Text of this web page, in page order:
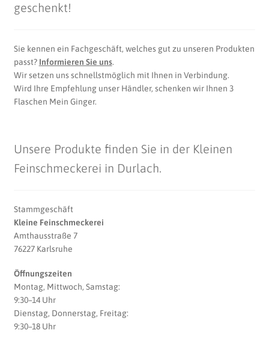
geschenkt!
Sie kennen ein Fachgeschäft, welches gut zu unseren Produkten
passt? Informieren Sie uns.
Wir setzen uns schnellstmöglich mit Ihnen in Verbindung.
Wird Ihre Empfehlung unser Händler, schenken wir Ihnen 3
Flaschen Mein Ginger.
Unsere Produkte finden Sie in der Kleinen
Feinschmeckerei in Durlach.
Stammgeschäft
Kleine Feinschmeckerei
Amthausstraße 7
76227 Karlsruhe
Öffnungszeiten
Montag, Mittwoch, Samstag:
9:30–14 Uhr
Dienstag, Donnerstag, Freitag:
9:30–18 Uhr